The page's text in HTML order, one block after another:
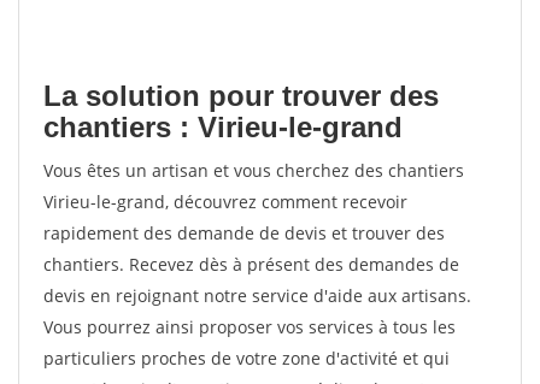
La solution pour trouver des
chantiers : Virieu-le-grand
Vous êtes un artisan et vous cherchez des chantiers
Virieu-le-grand, découvrez comment recevoir
rapidement des demande de devis et trouver des
chantiers. Recevez dès à présent des demandes de
devis en rejoignant notre service d'aide aux artisans.
Vous pourrez ainsi proposer vos services à tous les
particuliers proches de votre zone d'activité et qui